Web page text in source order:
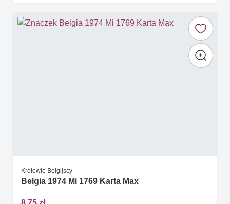
Królowie Belgijscy
Belgia 1974 Mi 1769 Karta Max